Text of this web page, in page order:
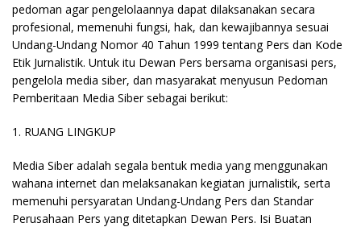
pedoman agar pengelolaannya dapat dilaksanakan secara
profesional, memenuhi fungsi, hak, dan kewajibannya sesuai
Undang-Undang Nomor 40 Tahun 1999 tentang Pers dan Kode
Etik Jurnalistik. Untuk itu Dewan Pers bersama organisasi pers,
pengelola media siber, dan masyarakat menyusun Pedoman
Pemberitaan Media Siber sebagai berikut:
1. RUANG LINGKUP
Media Siber adalah segala bentuk media yang menggunakan
wahana internet dan melaksanakan kegiatan jurnalistik, serta
memenuhi persyaratan Undang-Undang Pers dan Standar
Perusahaan Pers yang ditetapkan Dewan Pers. Isi Buatan